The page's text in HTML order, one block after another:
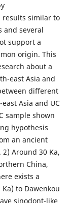
results similar to
and several
support a
origin. This
about a
east Asia and
different
Asia and UC
sample shown
hypothesis
an ancient
Around 30 Ka,
China,
exists a
to Dawenkou
sinodont-like